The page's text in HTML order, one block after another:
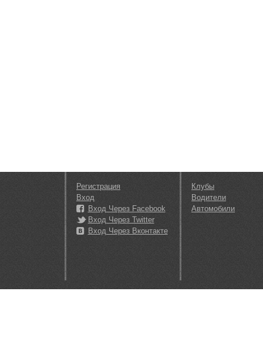
Регистрация
Вход
Вход Через Facebook
Вход Через Twitter
Вход Через Вконтакте
Клубы
Водители
Автомобили